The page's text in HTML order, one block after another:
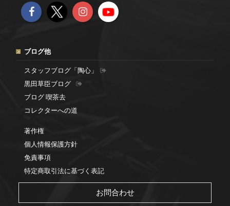
ブログ他
スタッフブログ「陶心」
黒田草臣ブログ
ブログ 喫茶去
コレクターへの道
著作権
個人情報保護方針
免責事項
特定商取引法に基づく表記
お問合わせ